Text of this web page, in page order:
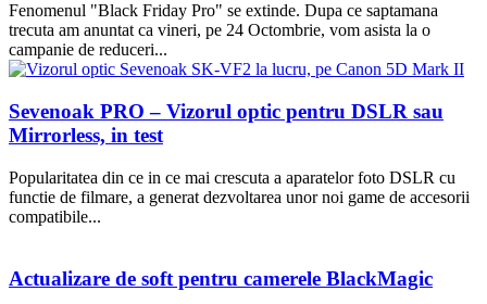
Fenomenul "Black Friday Pro" se extinde. Dupa ce saptamana
trecuta am anuntat ca vineri, pe 24 Octombrie, vom asista la o
campanie de reduceri...
Sevenoak PRO – Vizorul optic pentru DSLR sau
Mirrorless, in test
Popularitatea din ce in ce mai crescuta a aparatelor foto DSLR cu
functie de filmare, a generat dezvoltarea unor noi game de accesorii
compatibile...
Actualizare de soft pentru camerele BlackMagic